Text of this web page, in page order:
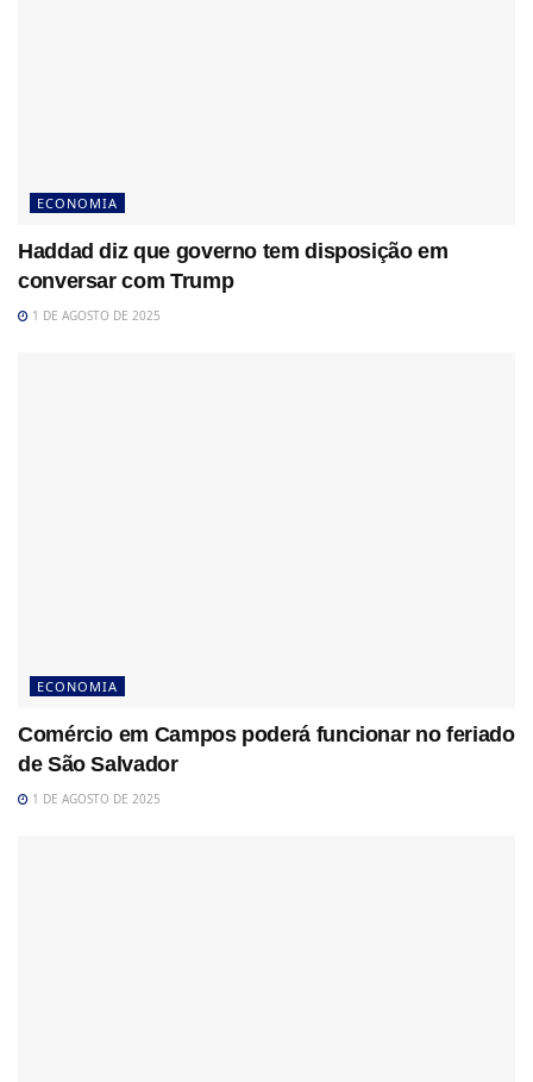
ECONOMIA
Haddad diz que governo tem disposição em
conversar com Trump
1 DE AGOSTO DE 2025
ECONOMIA
Comércio em Campos poderá funcionar no feriado
de São Salvador
1 DE AGOSTO DE 2025